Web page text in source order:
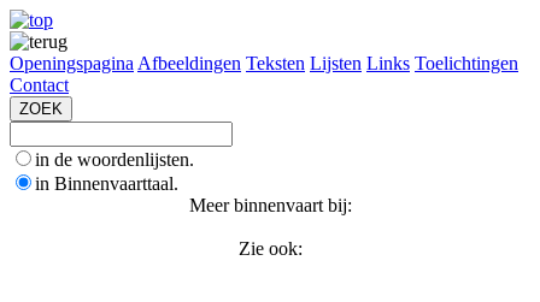
Openingspagina Afbeeldingen Teksten Lijsten Links Toelichtingen
Contact
in de woordenlijsten.
in Binnenvaarttaal.
Meer binnenvaart bij:
Zie ook: